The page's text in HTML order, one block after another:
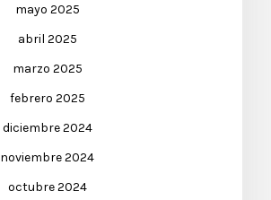
mayo 2025
abril 2025
marzo 2025
febrero 2025
diciembre 2024
noviembre 2024
octubre 2024